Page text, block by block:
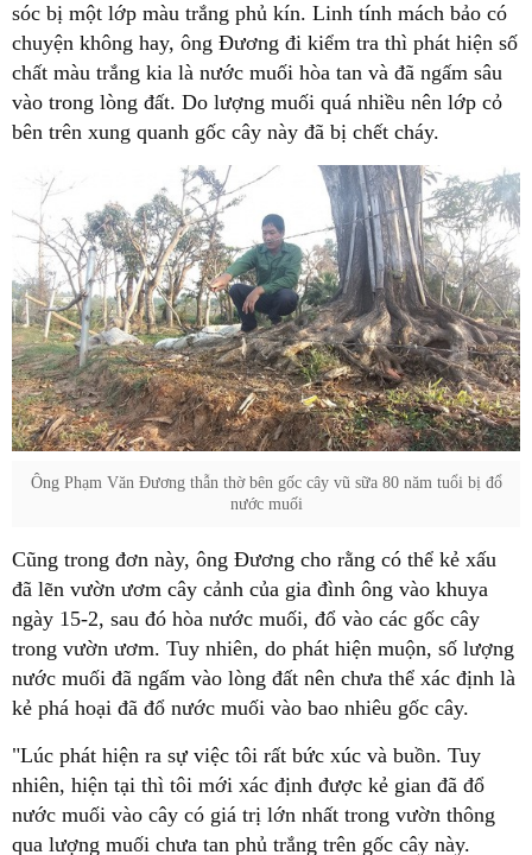
sóc bị một lớp màu trắng phủ kín. Linh tính mách bảo có
chuyện không hay, ông Đương đi kiểm tra thì phát hiện số
chất màu trắng kia là nước muối hòa tan và đã ngấm sâu
vào trong lòng đất. Do lượng muối quá nhiều nên lớp cỏ
bên trên xung quanh gốc cây này đã bị chết cháy.
Ông Phạm Văn Đương thẫn thờ bên gốc cây vũ sữa 80 năm tuổi bị đổ
nước muối
Cũng trong đơn này, ông Đương cho rằng có thể kẻ xấu
đã lẽn vườn ươm cây cảnh của gia đình ông vào khuya
ngày 15-2, sau đó hòa nước muối, đổ vào các gốc cây
trong vườn ươm. Tuy nhiên, do phát hiện muộn, số lượng
nước muối đã ngấm vào lòng đất nên chưa thể xác định là
kẻ phá hoại đã đổ nước muối vào bao nhiêu gốc cây.
"Lúc phát hiện ra sự việc tôi rất bức xúc và buồn. Tuy
nhiên, hiện tại thì tôi mới xác định được kẻ gian đã đổ
nước muối vào cây có giá trị lớn nhất trong vườn thông
qua lượng muối chưa tan phủ trắng trên gốc cây này.